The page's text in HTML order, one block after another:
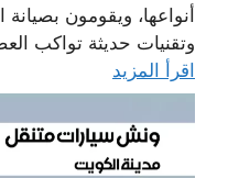
أنواعها، ويقومون
وتقنيات حديثة تواكب
اقرأ المزيد